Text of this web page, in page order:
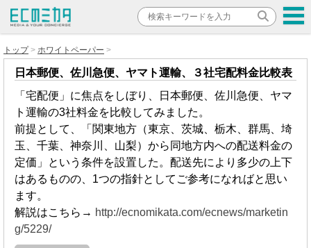
トップ ホワイトペーパー
日本郵便、佐川急便、ヤマト運輸、３社宅配料金比較表
「宅配便」に焦点をしぼり、日本郵便、佐川急便、ヤマ
ト運輸の3社料金を比較してみました。
前提として、「関東地方（東京、茨城、栃木、群馬、埼
玉、千葉、神奈川、山梨）から同地方内への配送料金の
定価」という条件を設置した。配送先により多少の上下
はあるものの、1つの指針としてご参考になればと思い
ます。
解説はこちら→ http://ecnomikata.com/ecnews/marketin
g/5229/